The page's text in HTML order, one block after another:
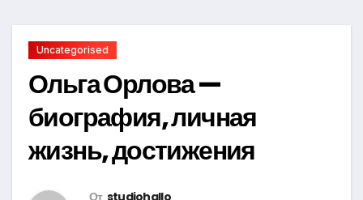
Uncategorised
Ольга Орлова —
биография, личная
жизнь, достижения